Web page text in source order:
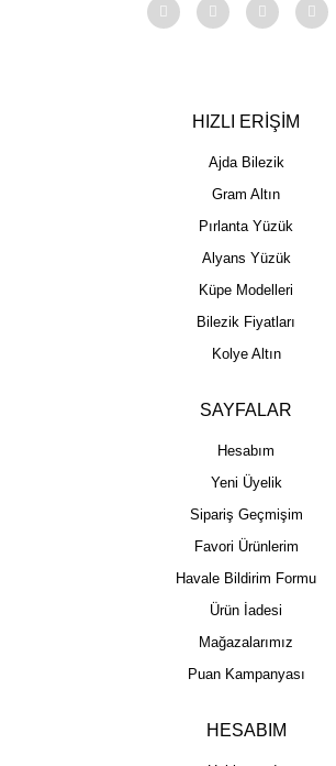
HIZLI ERİŞİM
Ajda Bilezik
Gram Altın
Pırlanta Yüzük
Alyans Yüzük
Küpe Modelleri
Bilezik Fiyatları
Kolye Altın
SAYFALAR
Hesabım
Yeni Üyelik
Sipariş Geçmişim
Favori Ürünlerim
Havale Bildirim Formu
Ürün İadesi
Mağazalarımız
Puan Kampanyası
HESABIM